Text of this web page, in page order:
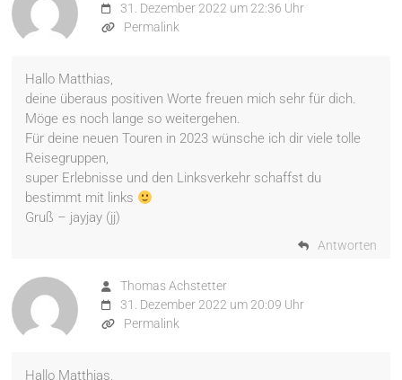
31. Dezember 2022 um 22:36 Uhr
Permalink
Hallo Matthias,
deine überaus positiven Worte freuen mich sehr für dich.
Möge es noch lange so weitergehen.
Für deine neuen Touren in 2023 wünsche ich dir viele tolle
Reisegruppen,
super Erlebnisse und den Linksverkehr schaffst du
bestimmt mit links
Gruß – jayjay (jj)
Antworten
Thomas Achstetter
31. Dezember 2022 um 20:09 Uhr
Permalink
Hallo Matthias,